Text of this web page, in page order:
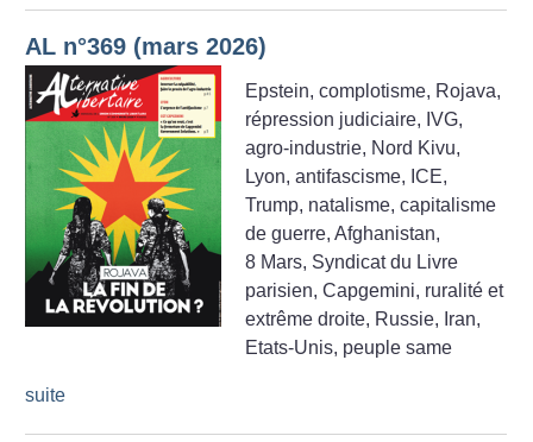
AL n°369 (mars 2026)
Epstein, complotisme, Rojava,
répression judiciaire, IVG,
agro-industrie, Nord Kivu,
Lyon, antifascisme, ICE,
Trump, natalisme, capitalisme
de guerre, Afghanistan,
8 Mars, Syndicat du Livre
parisien, Capgemini, ruralité et
extrême droite, Russie, Iran,
Etats-Unis, peuple same
suite